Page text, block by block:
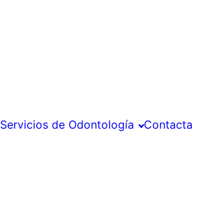
Servicios de Odontología Contacta